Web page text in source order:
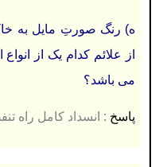
ه) رنگ صورتِ مايل به
از علائم كدام يک از
می باشد؟
پاسخ : انسداد كامل راه